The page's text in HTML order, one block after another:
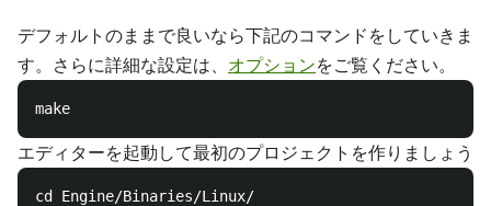
デフォルトのままで良いなら下記のコマンドをしていきま
す。さらに詳細な設定は、 オプションをご覧ください。
make
エディターを起動して最初のプロジェクトを作りましょう
cd Engine/Binaries/Linux/